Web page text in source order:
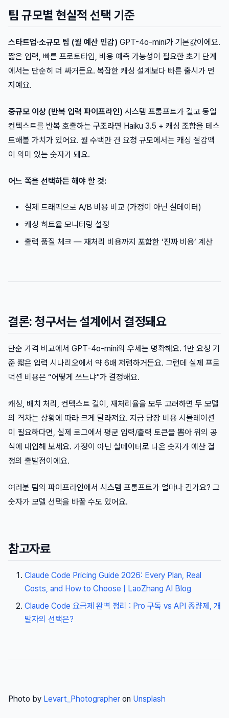
팀 규모별 현실적 선택 기준
스타트업·소규모 팀 (월 예산 민감) GPT-4o-mini가 기본값이에요.
짧은 입력, 빠른 프로토타입, 비용 예측 가능성이 필요한 초기 단계
에서는 단순히 더 싸거든요. 복잡한 캐싱 설계보다 빠른 출시가 먼
저예요.
중규모 이상 (반복 입력 파이프라인) 시스템 프롬프트가 길고 동일
컨텍스트를 반복 호출하는 구조라면 Haiku 3.5 + 캐싱 조합을 테스
트해볼 가치가 있어요. 월 수백만 건 요청 규모에서는 캐싱 절감액
이 의미 있는 숫자가 돼요.
어느 쪽을 선택하든 해야 할 것:
실제 트래픽으로 A/B 비용 비교 (가정이 아닌 실데이터)
캐싱 히트율 모니터링 설정
출력 품질 체크 — 재처리 비용까지 포함한 ‘진짜 비용’ 계산
결론: 청구서는 설계에서 결정돼요
단순 가격 비교에서 GPT-4o-mini의 우세는 명확해요. 1만 요청 기
준 짧은 입력 시나리오에서 약 6배 저렴하거든요. 그런데 실제 프로
덕션 비용은 “어떻게 쓰느냐"가 결정해요.
캐싱, 배치 처리, 컨텍스트 길이, 재처리율을 모두 고려하면 두 모델
의 격차는 상황에 따라 크게 달라져요. 지금 당장 비용 시뮬레이션
이 필요하다면, 실제 로그에서 평균 입력/출력 토큰을 뽑아 위의 공
식에 대입해 보세요. 가정이 아닌 실데이터로 나온 숫자가 예산 결
정의 출발점이에요.
여러분 팀의 파이프라인에서 시스템 프롬프트가 얼마나 긴가요? 그
숫자가 모델 선택을 바꿀 수도 있어요.
참고자료
Claude Code Pricing Guide 2026: Every Plan, Real
Costs, and How to Choose | LaoZhang AI Blog
Claude Code 요금제 완벽 정리 : Pro 구독 vs API 종량제, 개
발자의 선택은?
Photo by Levart_Photographer on Unsplash